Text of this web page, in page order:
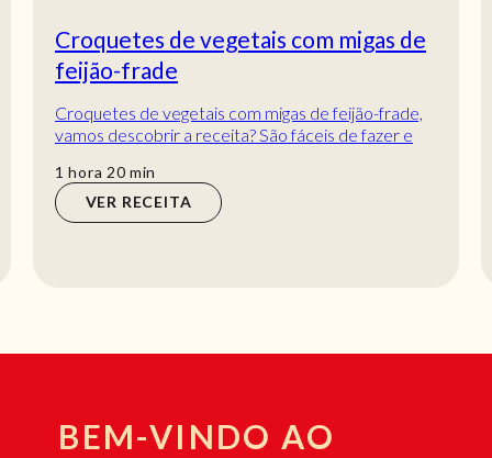
Croquetes de vegetais com migas de
feijão-frade
Croquetes de vegetais com migas de feijão-frade,
vamos descobrir a receita? São fáceis de fazer e
1 hora
hora 20min
min
VER RECEITA
BEM-VINDO AO